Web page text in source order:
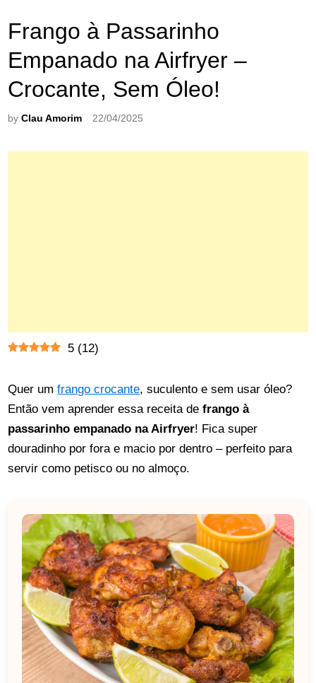
Frango à Passarinho
Empanado na Airfryer –
Crocante, Sem Óleo!
byClau Amorim 22/04/2025
5 (12)
Quer umfrango crocante, suculento e sem usar óleo?
Então vem aprender essa receita defrango à
passarinho empanado na Airfryer! Fica super
douradinho por fora e macio por dentro – perfeito para
servir como petisco ou no almoço.